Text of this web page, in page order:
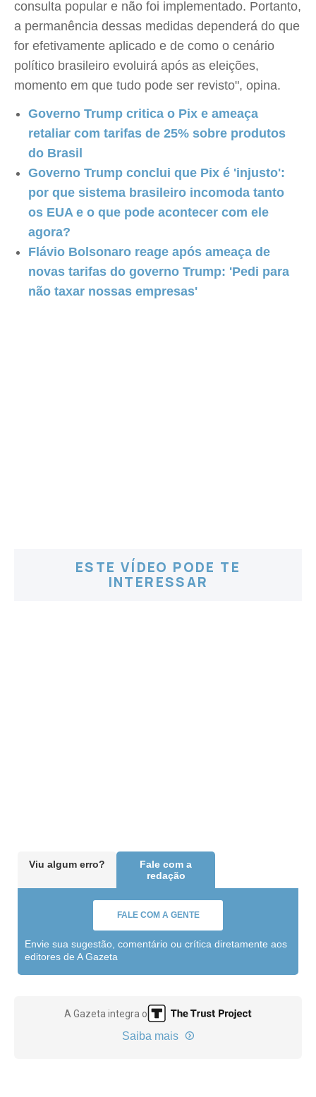
consulta popular e não foi implementado. Portanto,
a permanência dessas medidas dependerá do que
for efetivamente aplicado e de como o cenário
político brasileiro evoluirá após as eleições,
momento em que tudo pode ser revisto", opina.
Governo Trump critica o Pix e ameaça
retaliar com tarifas de 25% sobre produtos
do Brasil
Governo Trump conclui que Pix é 'injusto':
por que sistema brasileiro incomoda tanto
os EUA e o que pode acontecer com ele
agora?
Flávio Bolsonaro reage após ameaça de
novas tarifas do governo Trump: 'Pedi para
não taxar nossas empresas'
ESTE VÍDEO PODE TE
INTERESSAR
Viu algum erro?
Fale com a
redação
FALE COM A GENTE
Envie sua sugestão, comentário ou crítica diretamente aos
editores de A Gazeta
A Gazeta integra o
Saiba mais